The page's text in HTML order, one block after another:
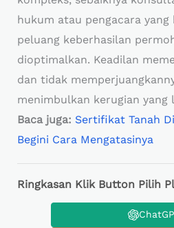
hukum atau pengacara yang
peluang keberhasilan
dioptimalkan. Keadilan
dan tidak
menimbulkan kerugian yang
Baca juga: Sertifikat Tanah
Begini Cara Mengatasinya
Ringkasan Klik Button Pilih